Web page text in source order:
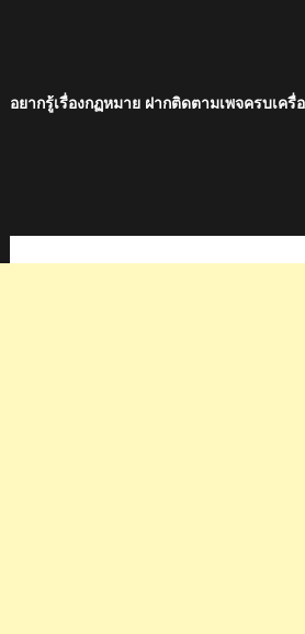
อยากรู้เรื่องกฏหมาย ฝากติดตามเพจครบเครื่